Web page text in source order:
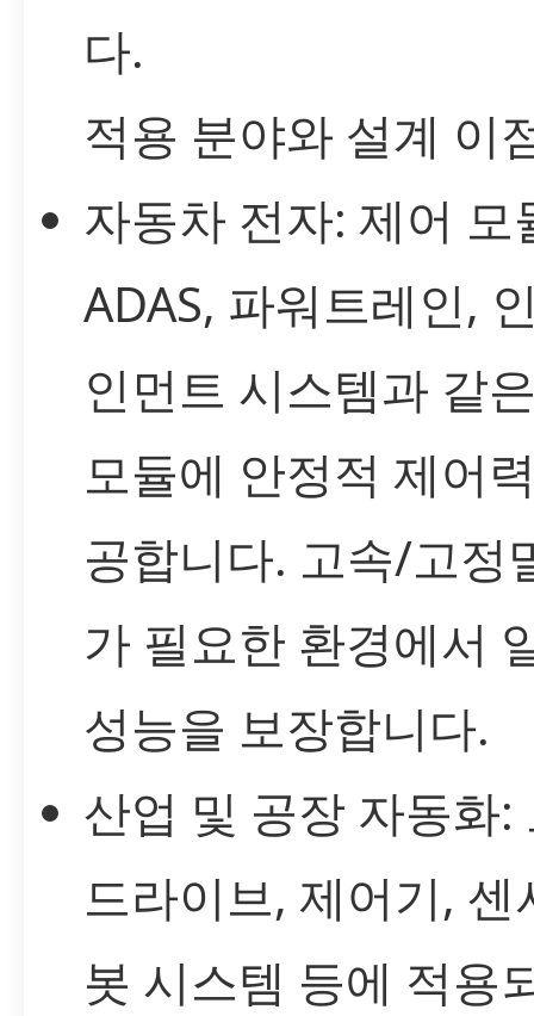
다.
적용 분야와 설계 이
자동차 전자: 제어 모
ADAS, 파워트레인,
인먼트 시스템과 같
모듈에 안정적 제어
공합니다. 고속/고정
가 필요한 환경에서
성능을 보장합니다.
산업 및 공장 자동화:
드라이브, 제어기, 센
봇 시스템 등에 적용